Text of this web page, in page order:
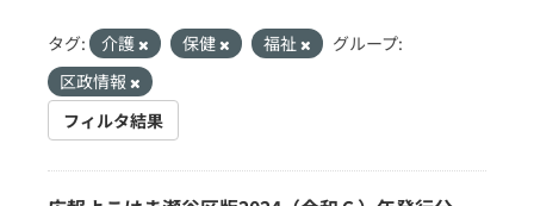
タグ: 介護 保健 福祉
グループ:
区政情報
フィルタ結果